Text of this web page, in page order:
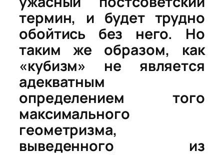
термин, и будет трудно
обойтись без него. Но
таким же образом, как
«кубизм» не является
адекватным
определением того
максимального
геометризма,
выведенного из